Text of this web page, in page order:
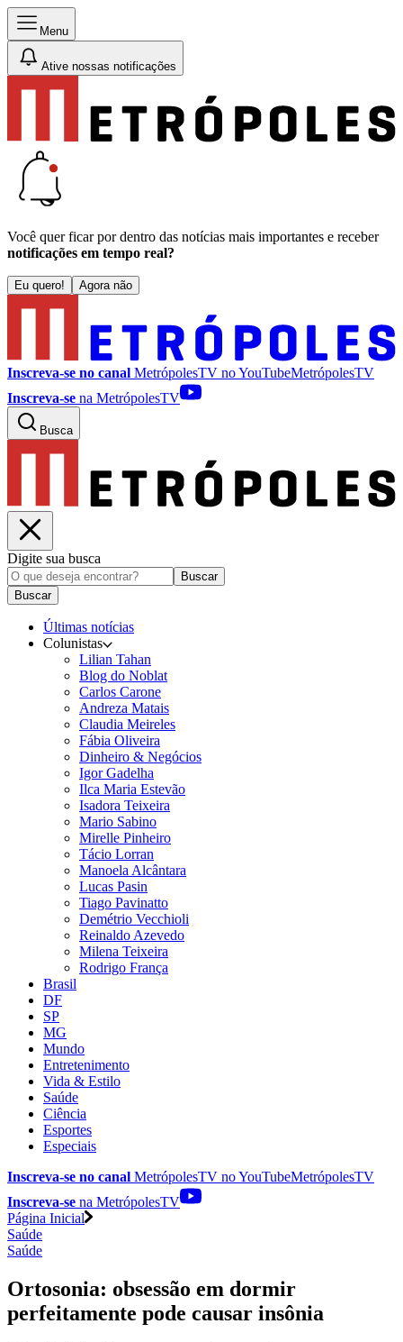
Menu
Ative nossas notificações
Você quer ficar por dentro das notícias mais importantes e receber
notificações em tempo real?
Eu quero! Agora não
Inscreva-se no canal MetrópolesTV noYouTubeMetrópolesTV
Inscreva-se na MetrópolesTV
Busca
Digite sua busca
Buscar
Buscar
Últimas notícias
Colunistas
Lilian Tahan
Blog do Noblat
Carlos Carone
Andreza Matais
Claudia Meireles
Fábia Oliveira
Dinheiro & Negócios
Igor Gadelha
Ilca Maria Estevão
Isadora Teixeira
Mario Sabino
Mirelle Pinheiro
Tácio Lorran
Manoela Alcântara
Lucas Pasin
Tiago Pavinatto
Demétrio Vecchioli
Reinaldo Azevedo
Milena Teixeira
Rodrigo França
Brasil
DF
SP
MG
Mundo
Entretenimento
Vida & Estilo
Saúde
Ciência
Esportes
Especiais
Inscreva-se no canal MetrópolesTV noYouTubeMetrópolesTV
Inscreva-se na MetrópolesTV
Página Inicial
Saúde
Saúde
Ortosonia: obsessão em dormir
perfeitamente pode causar insônia